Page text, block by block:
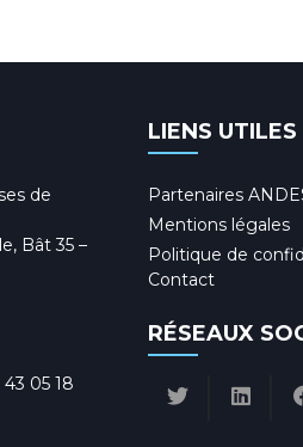
de
Bât 35 –
43 05 18
LIENS UTILES
Partenaires
Mentions légales
Politique de
Contact
RÉSEAUX